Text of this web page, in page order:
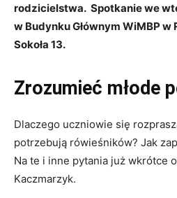
rodzicielstwa. Spotkanie we
w Budynku Głównym WiMBP w
Sokoła 13.
Zrozumieć młode
Dlaczego uczniowie się
potrzebują rówieśników? Jak
Na te i inne pytania już wkrótce
Kaczmarzyk.